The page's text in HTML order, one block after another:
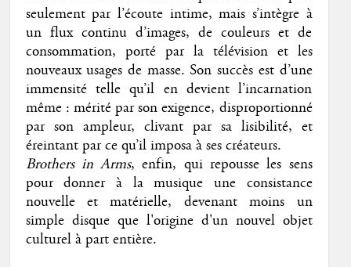
seulement par l’écoute intime, mais s’intègre à
un flux continu d’images, de couleurs et de
consommation, porté par la télévision et les
nouveaux usages de masse. Son succès est d’une
immensité telle qu’il en devient l’incarnation
même : mérité par son exigence, disproportionné
par son ampleur, clivant par sa lisibilité, et
éreintant par ce qu’il imposa à ses créateurs.
Brothers in Arms, enfin, qui repousse les sens
pour donner à la musique une consistance
nouvelle et matérielle, devenant moins un
simple disque que l'origine d'un nouvel objet
culturel à part entière.